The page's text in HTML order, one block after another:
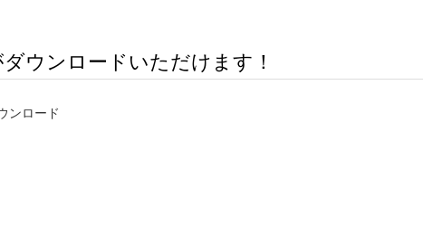
ウンロードいただけます！
ンロード